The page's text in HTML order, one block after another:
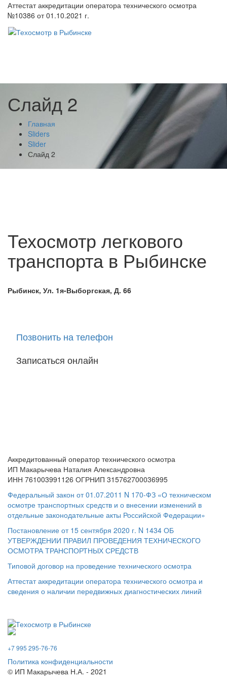
Аттестат аккредитации оператора технического осмотра
№10386 от 01.10.2021 г.
Слайд 2
Главная
Sliders
Slider
Слайд 2
Техосмотр легкового
транспорта в Рыбинске
Рыбинск, Ул. 1я-Выборгская, Д. 66
Позвонить на телефон
Записаться онлайн
Аккредитованный оператор технического осмотра
ИП Макарычева Наталия Александровна
ИНН 761003991126 ОГРНИП 315762700036995
Федеральный закон от 01.07.2011 N 170-ФЗ «О техническом
осмотре транспортных средств и о внесении изменений в
отдельные законодательные акты Российской Федерации»
Постановление от 15 сентября 2020 г. N 1434 ОБ
УТВЕРЖДЕНИИ ПРАВИЛ ПРОВЕДЕНИЯ ТЕХНИЧЕСКОГО
ОСМОТРА ТРАНСПОРТНЫХ СРЕДСТВ
Типовой договор на проведение технического осмотра
Аттестат аккредитации оператора технического осмотра и
сведения о наличии передвижных диагностических линий
+7 995 295-76-76
Политика конфиденциальности
© ИП Макарычева Н.А. - 2021